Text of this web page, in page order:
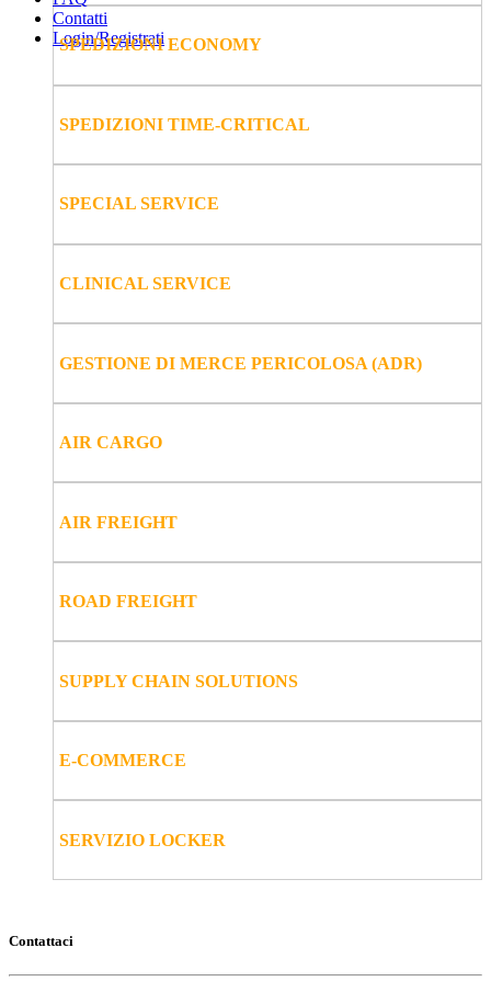
Contatti
Login/Registrati
SPEDIZIONI ECONOMY
SPEDIZIONI TIME-CRITICAL
SPECIAL SERVICE
CLINICAL SERVICE
GESTIONE DI MERCE PERICOLOSA (ADR)
AIR CARGO
AIR FREIGHT
ROAD FREIGHT
SUPPLY CHAIN SOLUTIONS
E-COMMERCE
SERVIZIO LOCKER
Contattaci